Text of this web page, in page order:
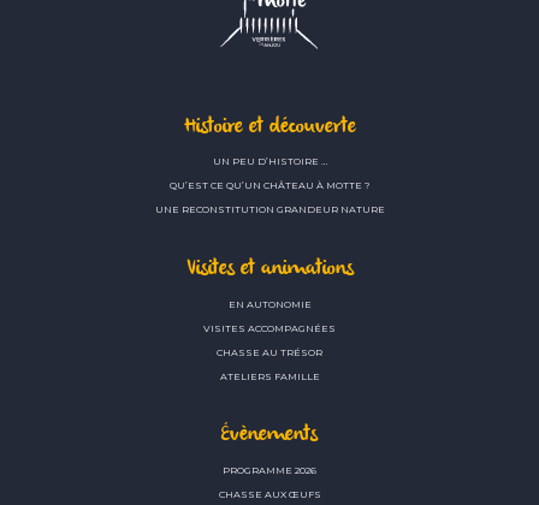
Histoire et découverte
UN PEU D’HISTOIRE …
QU’EST CE QU’UN CHÂTEAU À MOTTE ?
UNE RECONSTITUTION GRANDEUR NATURE
Visites et animations
EN AUTONOMIE
VISITES ACCOMPAGNÉES
CHASSE AU TRÉSOR
ATELIERS FAMILLE
Évènements
PROGRAMME 2026
CHASSE AUX ŒUFS